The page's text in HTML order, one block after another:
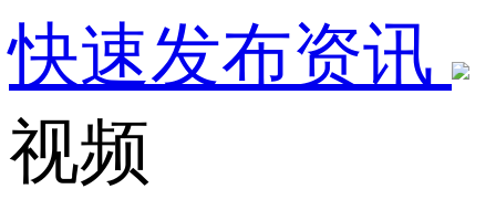
快速发布资讯
视频